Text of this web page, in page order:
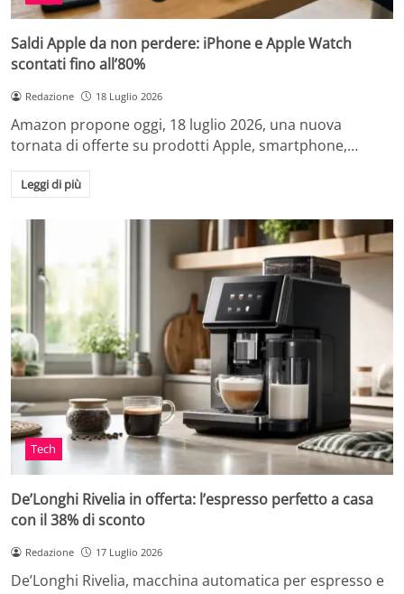
Saldi Apple da non perdere: iPhone e Apple Watch
scontati fino all’80%
Redazione 18 Luglio 2026
Amazon propone oggi, 18 luglio 2026, una nuova
tornata di offerte su prodotti Apple, smartphone,…
Leggi di più
Tech
De’Longhi Rivelia in offerta: l’espresso perfetto a casa
con il 38% di sconto
Redazione 17 Luglio 2026
De’Longhi Rivelia, macchina automatica per espresso e